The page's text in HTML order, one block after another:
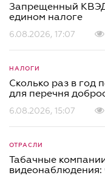
Запрещенный
едином налоге
6.08.2026, 17:07
НАЛОГИ
Сколько раз в год
для перечня
6.08.2026, 15:07
ОТРАСЛИ
Табачные
видеонаблюдения: